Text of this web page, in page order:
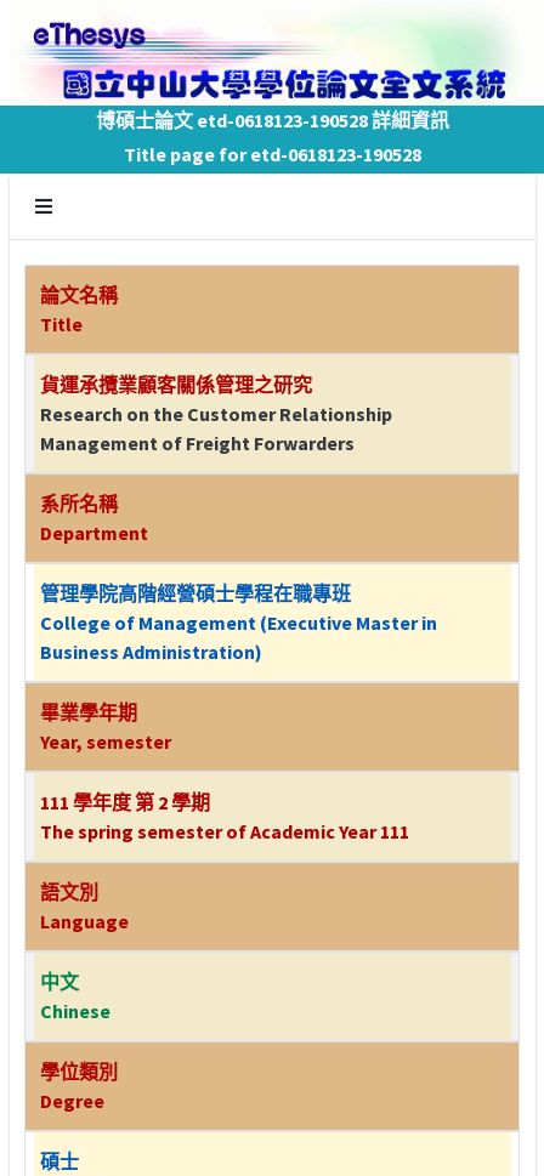
博碩士論文 etd-0618123-190528 詳細資訊
Title page for etd-0618123-190528
論文名稱
Title
貨運承攬業顧客關係管理之研究
Research on the Customer Relationship
Management of Freight Forwarders
系所名稱
Department
管理學院高階經營碩士學程在職專班
College of Management (Executive Master in
Business Administration)
畢業學年期
Year, semester
111 學年度 第 2 學期
The spring semester of Academic Year 111
語文別
Language
中文
Chinese
學位類別
Degree
碩士